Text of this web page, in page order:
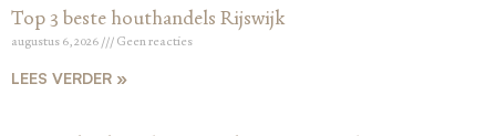
Top 3 beste houthandels Rijswijk
augustus 6, 2026 Geen reacties
LEES VERDER »